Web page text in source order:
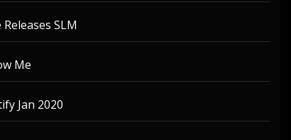
Releases SLM
Me
Jan 2020